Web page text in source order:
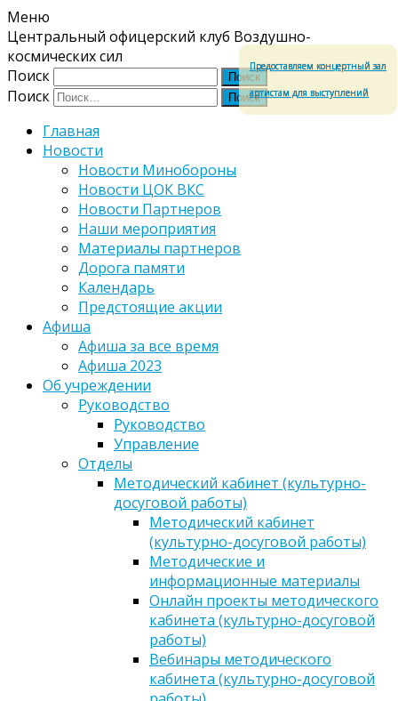
Меню
Центральный офицерский клуб Воздушно-
космических сил
Поиск
Поиск
Главная
Новости
Новости Минобороны
Новости ЦОК ВКС
Новости Партнеров
Наши мероприятия
Материалы партнеров
Дорога памяти
Календарь
Предстоящие акции
Афиша
Афиша за все время
Афиша 2023
Об учреждении
Руководство
Руководство
Управление
Отделы
Методический кабинет (культурно-
досуговой работы)
Методический кабинет
(культурно-досуговой работы)
Методические и
информационные материалы
Онлайн проекты методического
кабинета (культурно-досуговой
работы)
Вебинары методического
кабинета (культурно-досуговой
Предоставляем концертный зал
артистам для выступлений